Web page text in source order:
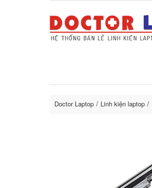
Sửa Laptop
Doctor Laptop Linh kiện laptop